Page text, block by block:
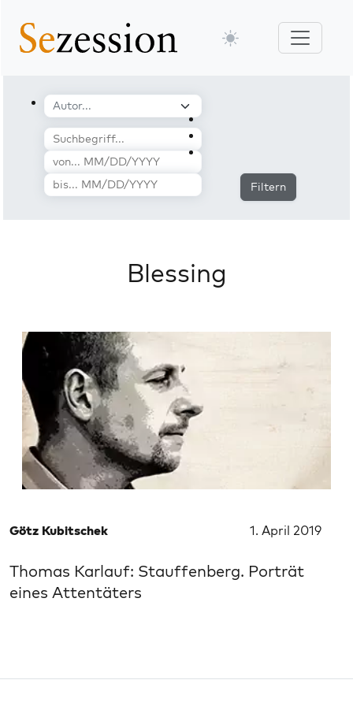
Filtern
Blessing
Götz Kubitschek 1. April 2019
Thomas Karlauf: Stauffenberg. Porträt
eines Attentäters